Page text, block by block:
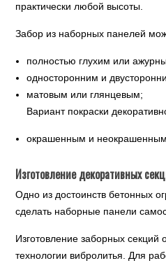
практически любой высоты.
Забор из наборных панелей
полностью глухим или
односторонним и
матовым или глянцевым;
Вариант покраски
окрашенным и неокрашенным.
Изготовление декоративных
Одно из достоинств бетонных
сделать наборные панели
Изготовление заборных секций
технологии вибролитья. Для